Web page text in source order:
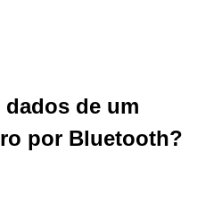
de um
por Bluetooth?